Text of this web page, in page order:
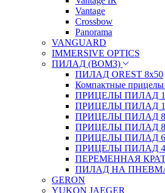
Vantage
Crossbow
Panorama
VANGUARD
IMMERSIVE OPTICS
ПИЛАД (ВОМЗ)
ПИЛАД OREST 8х50
Компактные
ПРИЦЕЛЫ ПИЛАД
ПРИЦЕЛЫ ПИЛАД
ПРИЦЕЛЫ ПИЛАД
ПРИЦЕЛЫ ПИЛАД
ПРИЦЕЛЫ ПИЛАД
ПРИЦЕЛЫ ПИЛАД
ПЕРЕМЕННАЯ
ПИЛАД НА
GERON
YUKON JAEGER